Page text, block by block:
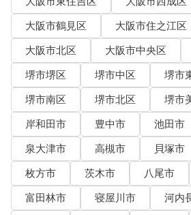
大阪市鶴見区
大阪市住之江区
大阪市北区
大阪市中央区
堺市堺区
堺市中区 堺市
堺市南区
堺市北区
堺市
岸和田市
豊中市 池田市
泉大津市
高槻市 貝塚市
枚方市
茨木市 八尾市
富田林市
寝屋川市 河内